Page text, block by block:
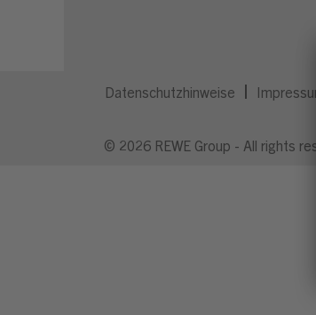
Datenschutzhinweise
© 2026 REWE Group - All rights